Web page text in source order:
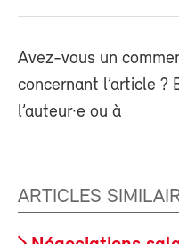
Avez-vous un
concernant l’article ?
l’auteur·e ou à
ARTICLES